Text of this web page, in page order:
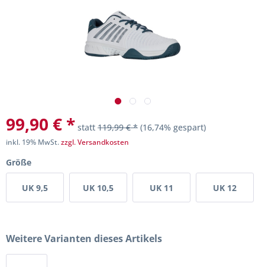
99,90 € * statt 119,99 € * (16,74% gespart)
inkl. 19% MwSt.zzgl. Versandkosten
Größe
UK 9,5 UK 10,5 UK 11 UK 12
Weitere Varianten dieses Artikels